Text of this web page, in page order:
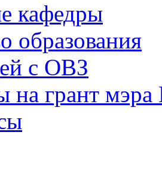
кафедры
образования
с ОВЗ
на грант